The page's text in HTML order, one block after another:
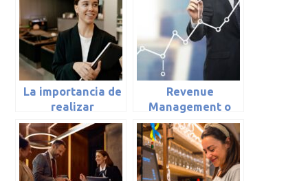
La importancia de
realizar
inventarios en
nuestro hotel
Revenue
Management o
gestión de
rendimiento: el
proceso
imprescindible (I)